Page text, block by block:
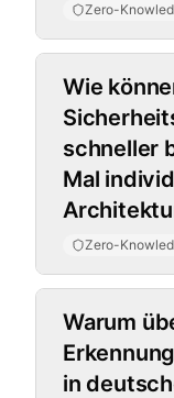
Zero-
Wie
schneller
Mal
Zero-
Warum
in